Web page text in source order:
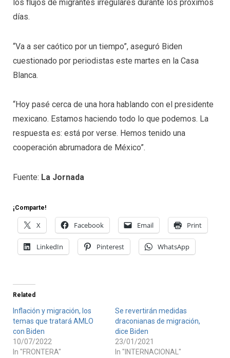
los flujos de migrantes irregulares durante los próximos
días.
“Va a ser caótico por un tiempo”, aseguró Biden
cuestionado por periodistas este martes en la Casa
Blanca.
“Hoy pasé cerca de una hora hablando con el presidente
mexicano. Estamos haciendo todo lo que podemos. La
respuesta es: está por verse. Hemos tenido una
cooperación abrumadora de México”.
Fuente: La Jornada
¡Comparte!
X Facebook Email Print
LinkedIn Pinterest WhatsApp
Related
Inflación y migración, los
temas que tratará AMLO
con Biden
10/07/2022
In "FRONTERA"
Se revertirán medidas
draconianas de migración,
dice Biden
23/01/2021
In "INTERNACIONAL"